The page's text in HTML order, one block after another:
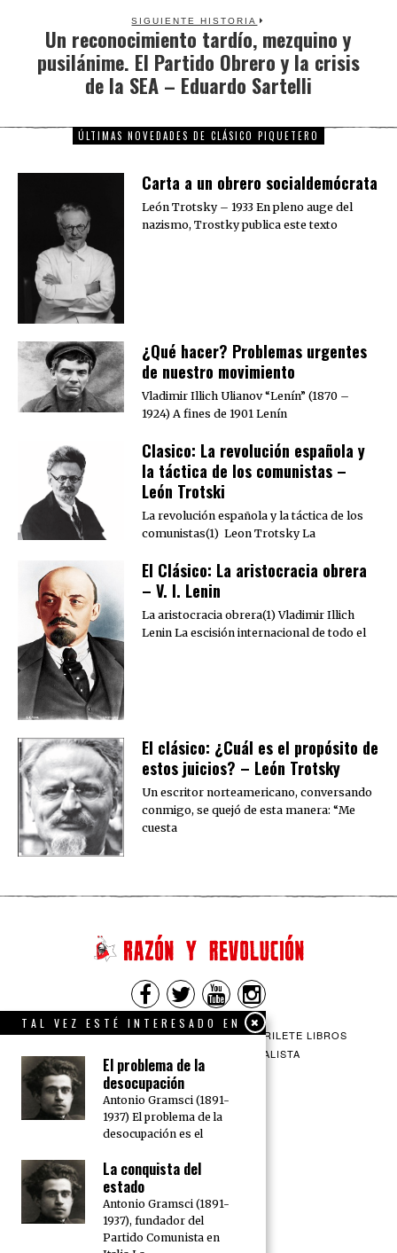
SIGUIENTE HISTORIA
Next
post:
Un reconocimiento tardío, mezquino y
pusilánime. El Partido Obrero y la crisis
de la SEA – Eduardo Sartelli
ÚLTIMAS NOVEDADES DE CLÁSICO PIQUETERO
Carta a un obrero socialdemócrata
León Trotsky – 1933 En pleno auge del
nazismo, Trostky publica este texto
¿Qué hacer? Problemas urgentes
de nuestro movimiento
Vladimir Illich Ulianov “Lenín” (1870 –
1924) A fines de 1901 Lenín
Clasico: La revolución española y
la táctica de los comunistas –
León Trotski
La revolución española y la táctica de los
comunistas(1) Leon Trotsky La
El Clásico: La aristocracia obrera
– V. I. Lenin
La aristocracia obrera(1) Vladimir Illich
Lenin La escisión internacional de todo el
El clásico: ¿Cuál es el propósito de
estos juicios? – León Trotsky
Un escritor norteamericano, conversando
conmigo, se quejó de esta manera: “Me
cuesta
QUIENES SOMOS CONTACTO
BARRILETE LIBROS
VÍA SOCIALISTA
TAL VEZ ESTÉ INTERESADO EN
El problema de la
desocupación
Antonio Gramsci (1891-
1937) El problema de la
desocupación es el
La conquista del
estado
Antonio Gramsci (1891-
1937), fundador del
Partido Comunista en